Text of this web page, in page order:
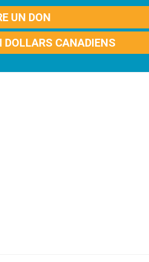
UN DON
DOLLARS CANADIENS